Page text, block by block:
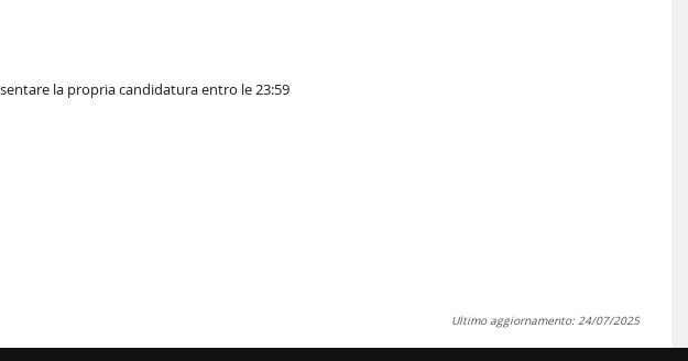
la propria candidatura entro le 23:59
Ultimo aggiornamento: 24/07/2025